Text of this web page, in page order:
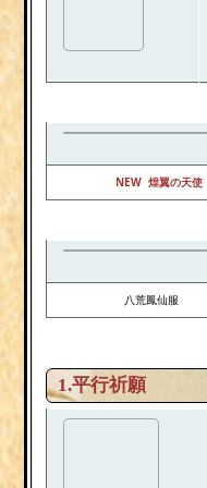
NEW 煌翼の天使
八荒鳳仙服
1.平行祈願